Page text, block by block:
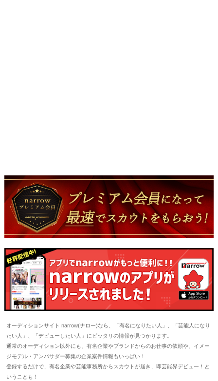
オーディションサイト narrow(ナロー)なら、「有名になりたい人」、「芸能人になり
たい人」、「デビューしたい人」にピッタリの情報が見つかります。
通常のオーディション以外にも、有名企業やブランドからのお仕事の依頼や、イメー
ジモデル・アンバサダー募集の企業案件情報もいっぱい！
登録するだけで、有名企業や芸能事務所からスカウトが届き、即芸能界デビュー！と
いうことも！